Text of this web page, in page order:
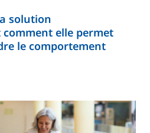
solution
comment elle permet
le comportement